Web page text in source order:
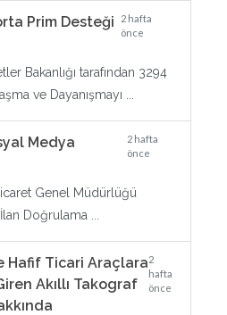
Prim Desteği
2 hafta
önce
Bakanlığı tarafından 3294
ve Dayanışmayı ...
Medya
2 hafta
önce
Genel Müdürlüğü
Doğrulama ...
Hafif Ticari Araçlara
Akıllı Takograf
2
hafta
önce